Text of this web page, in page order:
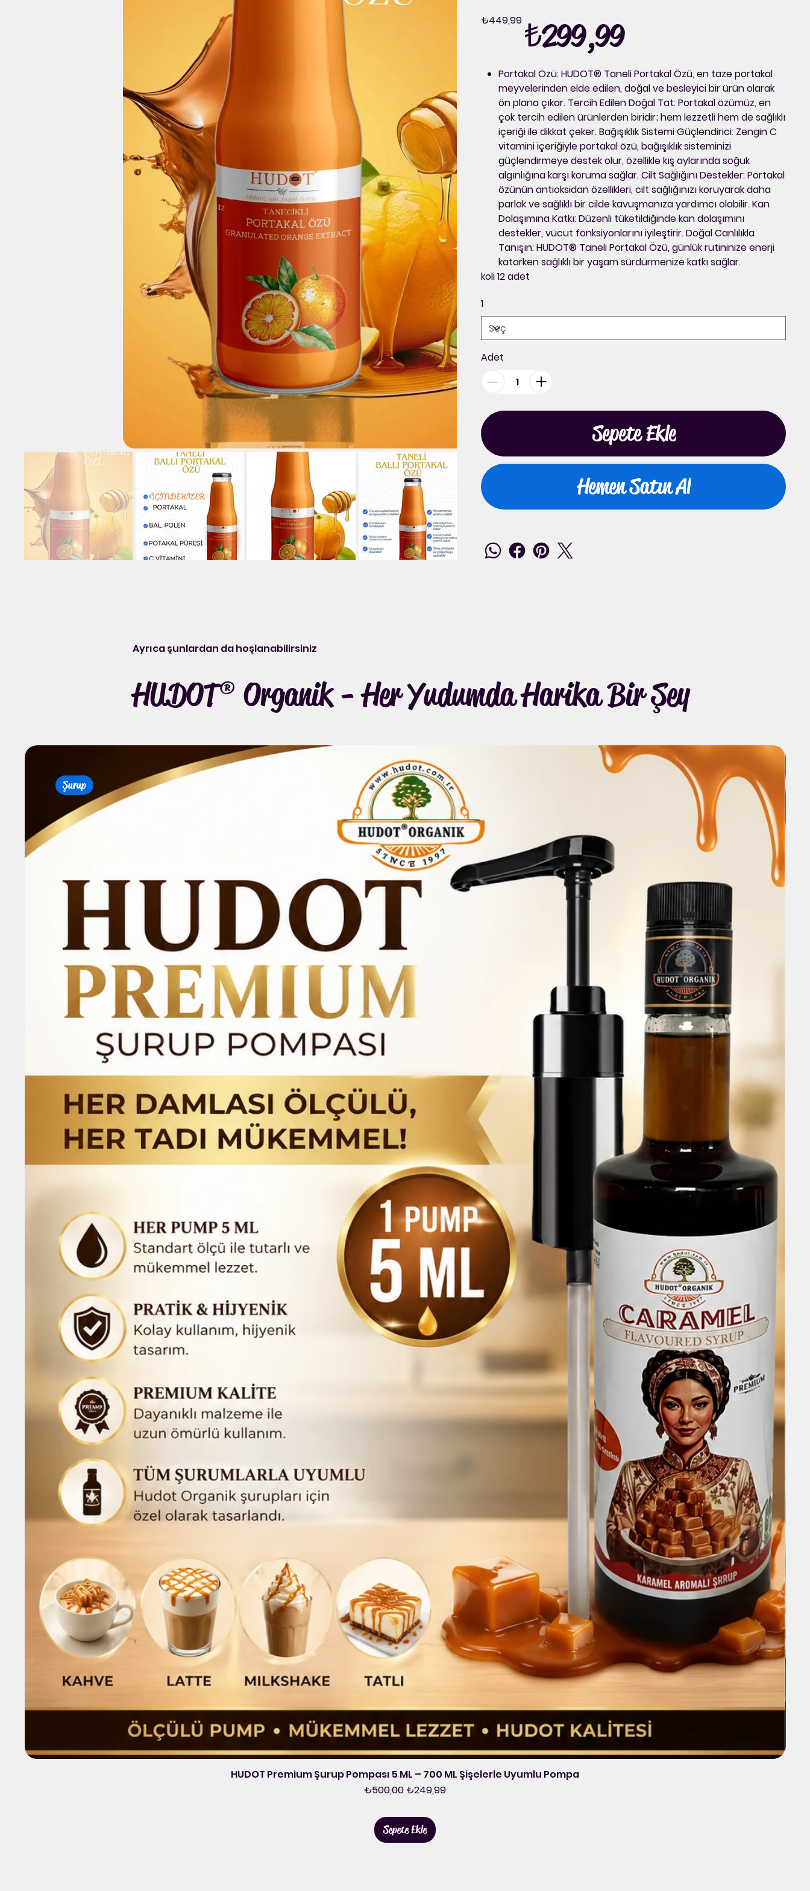
fiyat
₺449,99 ₺299,99
Portakal Özü: HUDOT® Taneli Portakal Özü, en taze portakal
meyvelerinden elde edilen, doğal ve besleyici bir ürün olarak
ön plana çıkar. Tercih Edilen Doğal Tat: Portakal özümüz, en
çok tercih edilen ürünlerden biridir; hem lezzetli hem de sağlıklı
içeriği ile dikkat çeker. Bağışıklık Sistemi Güçlendirici: Zengin C
vitamini içeriğiyle portakal özü, bağışıklık sisteminizi
güçlendirmeye destek olur, özellikle kış aylarında soğuk
algınlığına karşı koruma sağlar. Cilt Sağlığını Destekler: Portakal
özünün antioksidan özellikleri, cilt sağlığınızı koruyarak daha
parlak ve sağlıklı bir cilde kavuşmanıza yardımcı olabilir. Kan
Dolaşımına Katkı: Düzenli tüketildiğinde kan dolaşımını
destekler, vücut fonksiyonlarını iyileştirir. Doğal Canlılıkla
Tanışın: HUDOT® Taneli Portakal Özü, günlük rutininize enerji
katarken sağlıklı bir yaşam sürdürmenize katkı sağlar.
koli 12 adet
1
Adet
Sepete Ekle
Hemen Satın Al
Ayrıca şunlardan da hoşlanabilirsiniz
HUDOT® Organik - Her Yudumda Harika Bir Şey
Şurup
HUDOT Premium Şurup Pompası 5 ML – 700 ML Şişelerle Uyumlu Pompa
Normal Fiyat
₺500,00 İndirimli Fiyat
₺249,99
Sepete Ekle